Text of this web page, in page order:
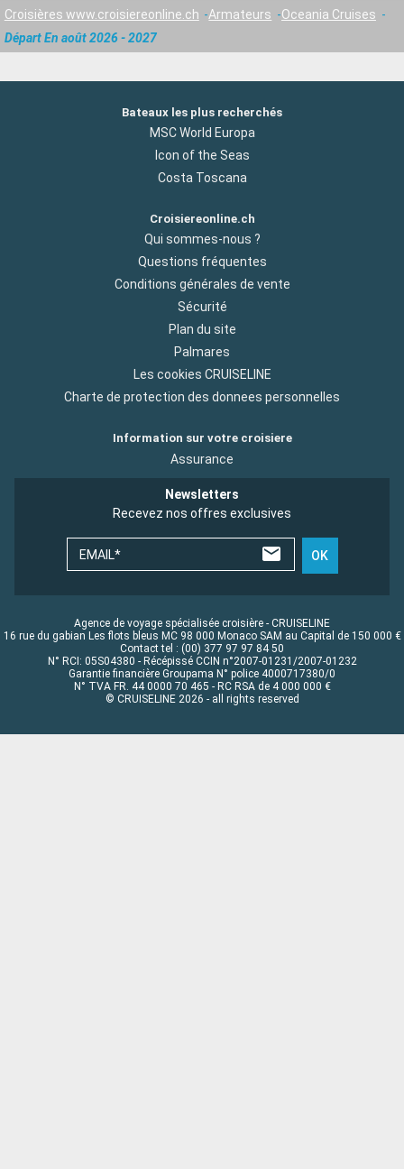
Croisières www.croisiereonline.ch Armateurs
Oceania Cruises
Départ En août 2026 - 2027
Bateaux les plus recherchés
MSC World Europa
Icon of the Seas
Costa Toscana
Croisiereonline.ch
Qui sommes-nous ?
Questions fréquentes
Conditions générales de vente
Sécurité
Plan du site
Palmares
Les cookies CRUISELINE
Charte de protection des donnees personnelles
Information sur votre croisiere
Assurance
Newsletters
Recevez nos offres exclusives
EMAIL* OK
Agence de voyage spécialisée croisière - CRUISELINE
16 rue du gabian Les flots bleus MC 98 000 Monaco SAM au Capital de 150 000 €
Contact tel : (00) 377 97 97 84 50
N° RCI: 05S04380 - Récépissé CCIN n°2007-01231/2007-01232
Garantie financière Groupama N° police 4000717380/0
N° TVA FR. 44 0000 70 465 - RC RSA de 4 000 000 €
© CRUISELINE 2026 - all rights reserved